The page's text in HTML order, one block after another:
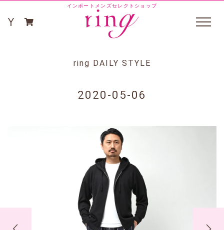
インポートメンズセレクトショップ
ring DAILY STYLE
2020-05-06